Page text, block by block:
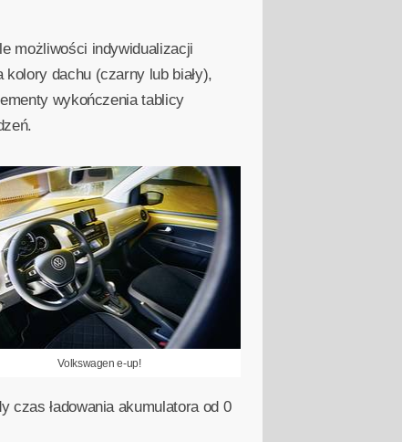
możliwości indywidualizacji
dachu (czarny lub biały),
wykończenia tablicy
Volkswagen e-up!
czas ładowania akumulatora od 0